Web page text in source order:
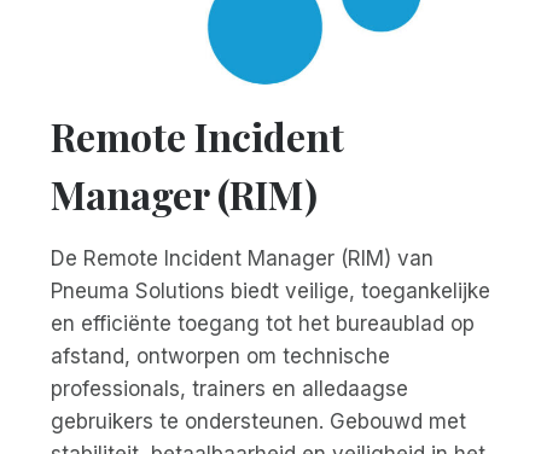
Remote Incident
Manager (RIM)
De Remote Incident Manager (RIM) van
Pneuma Solutions biedt veilige, toegankelijke
en efficiënte toegang tot het bureaublad op
afstand, ontworpen om technische
professionals, trainers en alledaagse
gebruikers te ondersteunen. Gebouwd met